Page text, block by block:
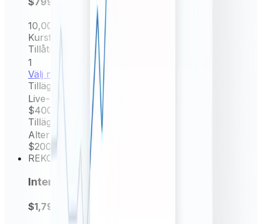
10,000
Begäran/mån.
Kursfrekvens
Dagliga kurser
Tillåtna enheter
1
Välj nu
Tillägg
Live-kurser (per minut)
$400
Tillägg
Alternativ källkurs
$200
REKOMMENDERAT
Intermediate
$1,799